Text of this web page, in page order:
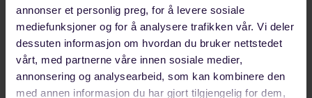
annonser et personlig preg, for å levere sosiale
mediefunksjoner og for å analysere trafikken vår. Vi deler
dessuten informasjon om hvordan du bruker nettstedet
vårt, med partnerne våre innen sosiale medier,
annonsering og analysearbeid, som kan kombinere den
med annen informasjon du har gjort tilgjengelig for dem,
Framtidens industriarbeidsplasser sto på agendaen
da Forbundet Styrke inviterte Michael Vassiliadis,
leder for tyske IGBCE og president i IndustriAll
Europe,…
LANDINDUSTRI